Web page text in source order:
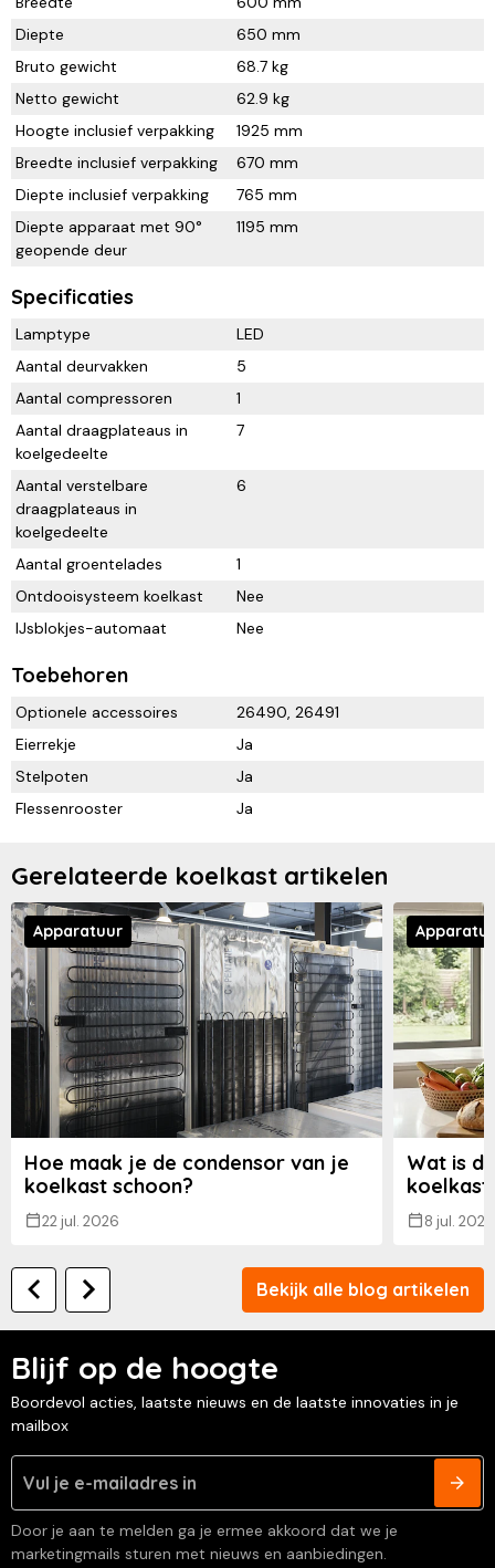
Diepte
650 mm
Bruto gewicht
68.7 kg
Netto gewicht
62.9 kg
Hoogte inclusief verpakking
1925 mm
Breedte inclusief verpakking
670 mm
Diepte inclusief verpakking
765 mm
Diepte apparaat met 90°
geopende deur
1195 mm
Specificaties
Lamptype
LED
Aantal deurvakken
5
Aantal compressoren
1
Aantal draagplateaus in
koelgedeelte
7
Aantal verstelbare
draagplateaus in
koelgedeelte
6
Aantal groentelades
1
Ontdooisysteem koelkast
Nee
IJsblokjes-automaat
Nee
Toebehoren
Optionele accessoires
26490, 26491
Eierrekje
Ja
Stelpoten
Ja
Flessenrooster
Ja
Gerelateerde koelkast artikelen
Apparatuur
Hoe maak je de condensor van je
koelkast schoon?
22 jul. 2026
Wat is
8 jul. 2026
Bekijk alle blog artikelen
Blijf op de hoogte
Boordevol acties, laatste nieuws en de laatste innovaties in je
mailbox
Door je aan te melden ga je ermee akkoord dat we je
marketingmails sturen met nieuws en aanbiedingen.